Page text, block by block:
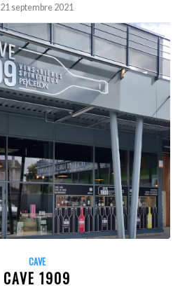
21 septembre 2021
CAVE
CAVE 1909